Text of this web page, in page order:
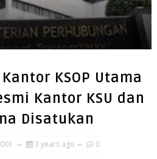
KSOP Utama
Kantor KSU dan
Disatukan
3 years ago 0